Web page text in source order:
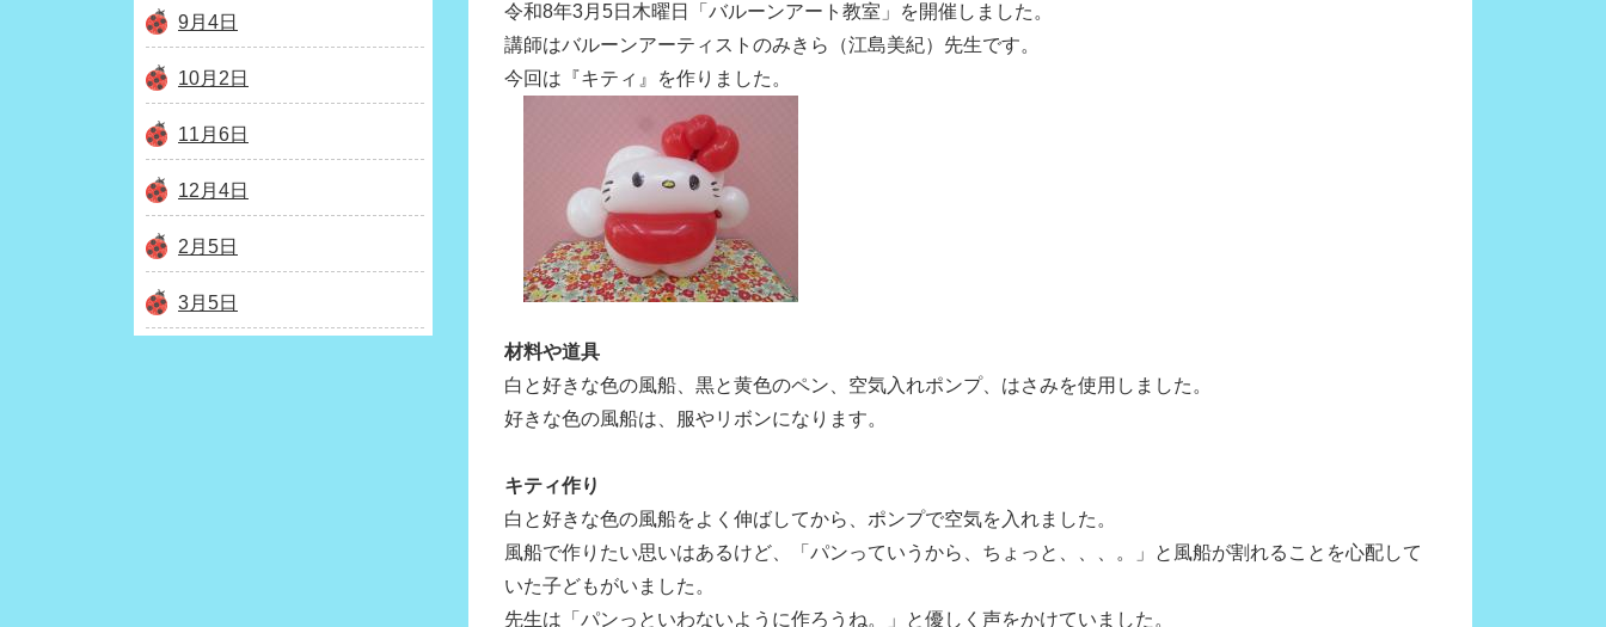
9月4日
10月2日
11月6日
12月4日
2月5日
3月5日
令和8年3月5日木曜日「バルーンアート教室」を開催しました。
講師はバルーンアーティストのみきら（江島美紀）先生です。
今回は『キティ』を作りました。
材料や道具
白と好きな色の風船、黒と黄色のペン、空気入れポンプ、はさみを使用しました。
好きな色の風船は、服やリボンになります。
キティ作り
白と好きな色の風船をよく伸ばしてから、ポンプで空気を入れました。
風船で作りたい思いはあるけど、「パンっていうから、ちょっと、、、。」と風船が割れることを心配して
いた子どもがいました。
先生は「パンっといわないように作ろうね。」と優しく声をかけていました。